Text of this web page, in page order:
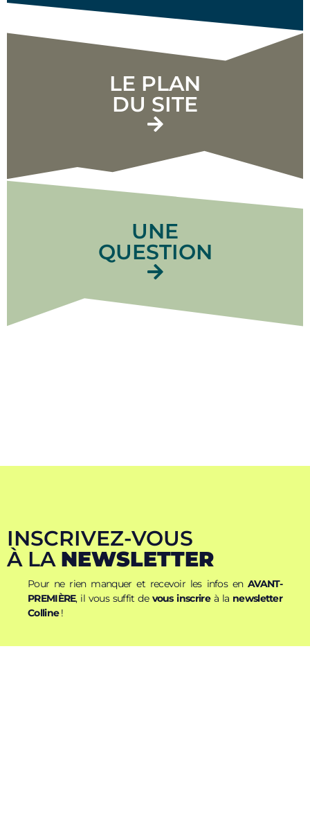
LE PLAN
DU SITE
UNE
QUESTION
INSCRIVEZ-VOUS
À LA NEWSLETTER
Pour ne rien manquer et recevoir les infos enAVANT-
PREMIÈRE, il vous suffit de vous inscrireà la newsletter
Colline!